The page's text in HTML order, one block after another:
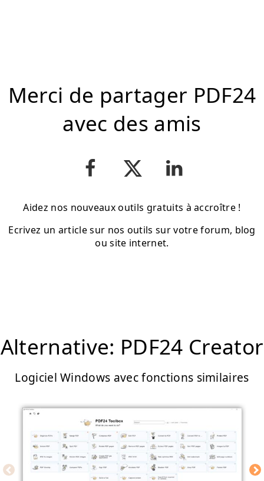
Merci de partager PDF24
avec des amis
Aidez nos nouveaux outils gratuits à accroître !
Ecrivez un article sur nos outils sur votre forum, blog
ou site internet.
Alternative: PDF24 Creator
Logiciel Windows avec fonctions similaires